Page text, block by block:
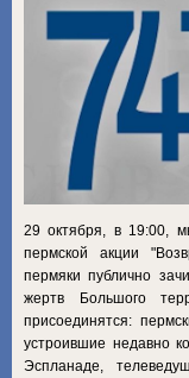
29 октября, в 19:00,
пермской акции
пермяки публично
жертв Большого
присоединятся:
устроившие недавно
Эспланаде,